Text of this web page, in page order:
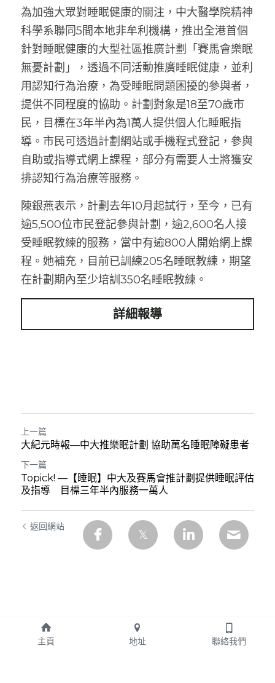
為加強大眾對睡眠健康的關注，中大醫學院精神
科學系聯同5間本地非牟利機構，推出全港首個
針對睡眠健康的大型社區推廣計劃「賽馬會樂眠
無憂計劃」，透過不同活動推廣睡眠健康，並利
用認知行為治療，為受睡眠問題困擾的參與者，
提供不同程度的協助。計劃對象是18至70歲市
民，目標在3年半內為1萬人提供個人化睡眠指
導。市民可透過計劃網站或手機程式登記，參與
自助或指導式網上課程，部分有需要人士將獲安
排認知行為治療等服務。
陳銀燕表示，計劃去年10月起試行，至今，已有
逾5,500位市民登記參與計劃，逾2,600名人接
受睡眠教練的服務，當中有逾800人開始網上課
程。她補充，目前已訓練205名睡眠教練，期望
在計劃期內至少培訓350名睡眠教練。
詳細報導
上一篇
大紀元時報—中大推樂眠計劃 協助萬名睡眠障礙患者
下一篇
Topick! —【睡眠】中大及賽馬會推計劃提供睡眠評估
及指導 目標三年半內服務一萬人
返回網站
主頁 地址 聯絡我們